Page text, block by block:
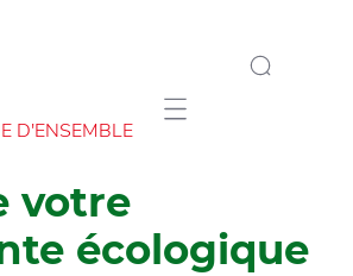
Mobile navigation
D'ENSEMBLE
votre
écologique